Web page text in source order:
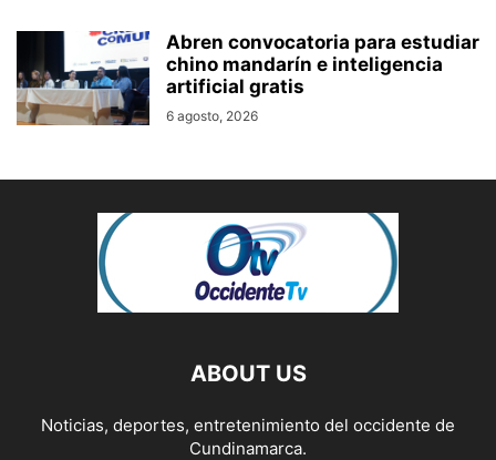
Abren convocatoria para estudiar
chino mandarín e inteligencia
artificial gratis
6 agosto, 2026
ABOUT US
Noticias, deportes, entretenimiento del occidente de
Cundinamarca.